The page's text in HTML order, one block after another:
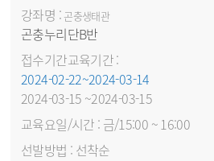
곤충생태관
곤충누리단B반
2024-02-22~2024-03-14
2024-03-15 ~2024-03-15
금/15:00 ~ 16:00
선착순